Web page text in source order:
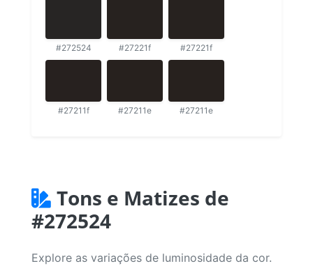
#272524 #27221f #27221f
#27211f #27211e #27211e
Tons e Matizes de
#272524
Explore as variações de luminosidade da cor.